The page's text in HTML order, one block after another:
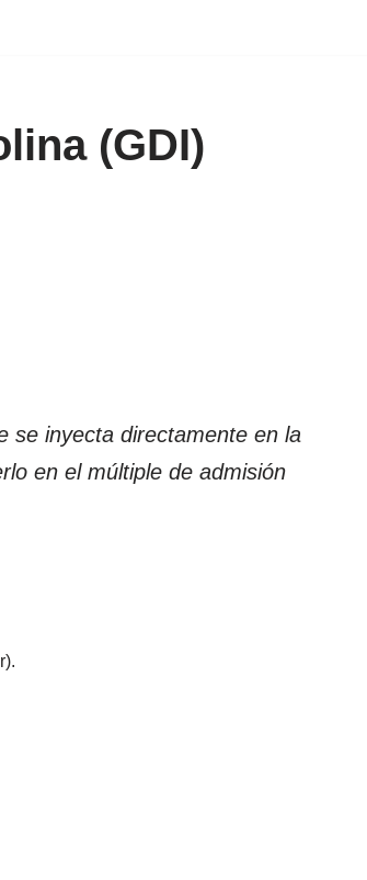
(GDI)
se inyecta directamente en la
en el múltiple de admisión